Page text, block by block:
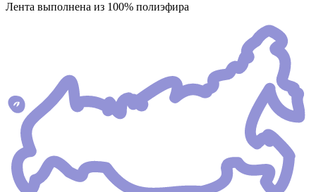
Лента выполнена из 100% полиэфира